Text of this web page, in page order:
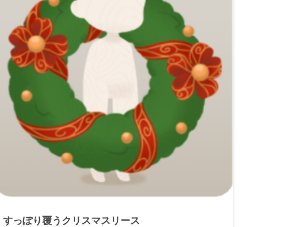
すっぽり覆うクリスマスリース